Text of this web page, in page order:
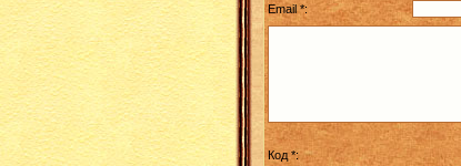
Email *:
Код *: